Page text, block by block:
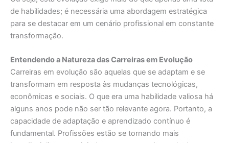
de habilidades; é necessária uma abordagem estratégica
para se destacar em um cenário profissional em constante
transformação.
Entendendo a Natureza das Carreiras em Evolução
Carreiras em evolução são aquelas que se adaptam e se
transformam em resposta às mudanças tecnológicas,
econômicas e sociais. O que era uma habilidade valiosa há
alguns anos pode não ser tão relevante agora. Portanto, a
capacidade de adaptação e aprendizado contínuo é
fundamental. Profissões estão se tornando mais